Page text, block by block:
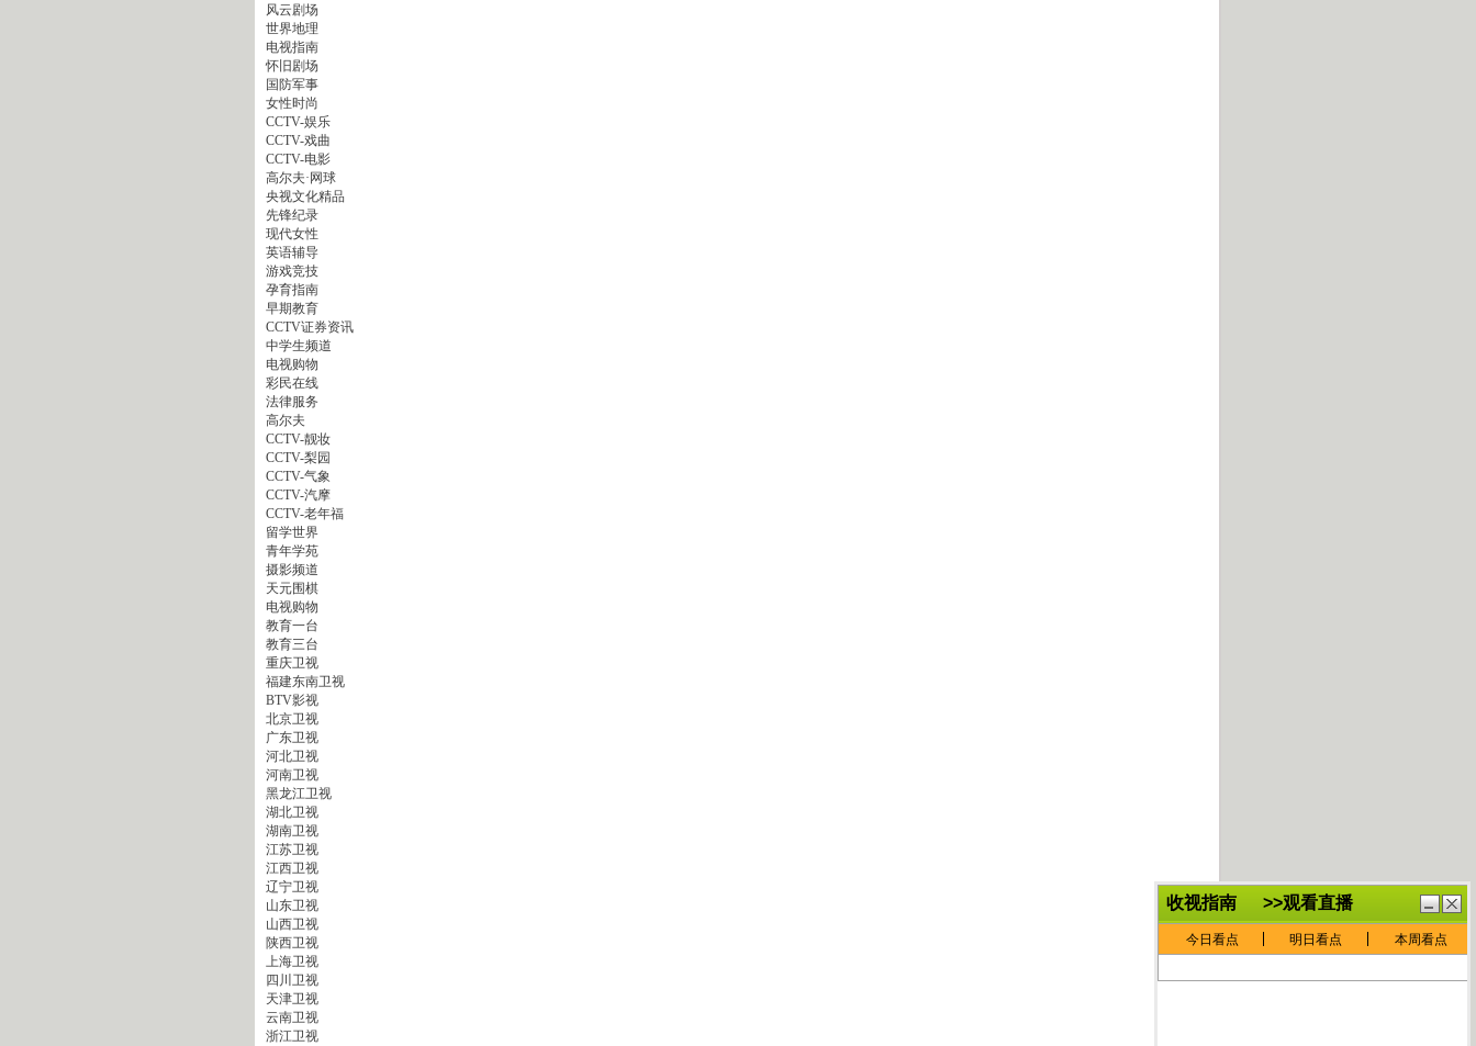
风云剧场
世界地理
电视指南
怀旧剧场
国防军事
女性时尚
CCTV-娱乐
CCTV-戏曲
CCTV-电影
高尔夫·网球
央视文化精品
先锋纪录
现代女性
英语辅导
游戏竞技
孕育指南
早期教育
CCTV证券资讯
中学生频道
电视购物
彩民在线
法律服务
高尔夫
CCTV-靓妆
CCTV-梨园
CCTV-气象
CCTV-汽摩
CCTV-老年福
留学世界
青年学苑
摄影频道
天元围棋
电视购物
教育一台
教育三台
重庆卫视
福建东南卫视
BTV影视
北京卫视
广东卫视
河北卫视
河南卫视
黑龙江卫视
湖北卫视
湖南卫视
江苏卫视
江西卫视
辽宁卫视
山东卫视
山西卫视
陕西卫视
上海卫视
四川卫视
天津卫视
云南卫视
浙江卫视
抽
鏈
€灏
忓
寲